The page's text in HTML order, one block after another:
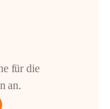
für die
an.